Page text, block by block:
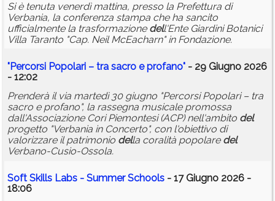
Si è tenuta venerdì mattina, presso la Prefettura di
Verbania, la conferenza stampa che ha sancito
ufficialmente la trasformazione dell'Ente Giardini Botanici
Villa Taranto "Cap. Neil McEacharn" in Fondazione.
"Percorsi Popolari – tra sacro e profano" - 29 Giugno 2026
- 12:02
Prenderà il via martedì 30 giugno "Percorsi Popolari – tra
sacro e profano", la rassegna musicale promossa
dall'Associazione Cori Piemontesi (ACP) nell'ambito del
progetto "Verbania in Concerto", con l'obiettivo di
valorizzare il patrimonio della coralità popolare del
Verbano-Cusio-Ossola.
Soft Skills Labs - Summer Schools - 17 Giugno 2026 -
18:06